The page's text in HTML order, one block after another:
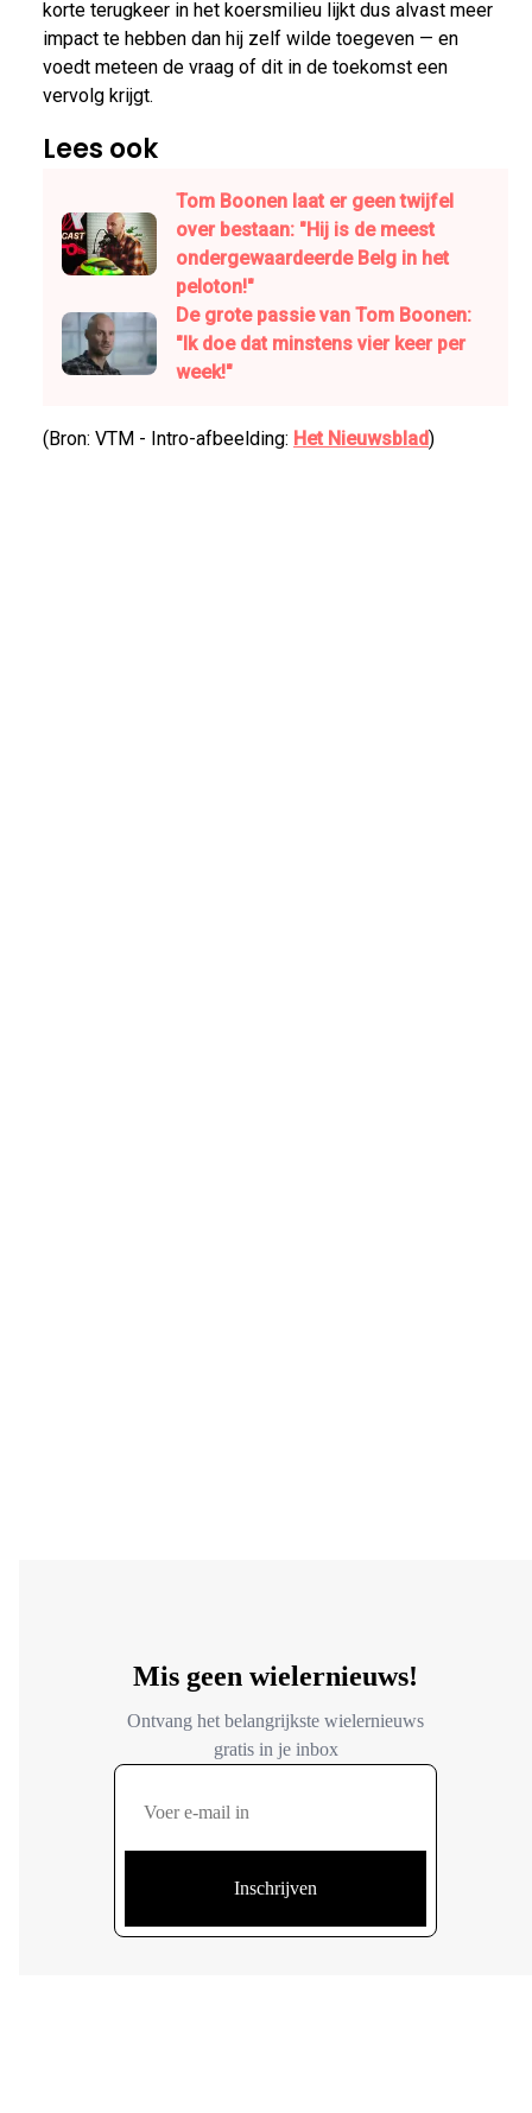
korte terugkeer in het koersmilieu lijkt dus alvast meer
impact te hebben dan hij zelf wilde toegeven — en
voedt meteen de vraag of dit in de toekomst een
vervolg krijgt.
Lees ook
Tom Boonen laat er geen twijfel
over bestaan: "Hij is de meest
ondergewaardeerde Belg in het
peloton!"
De grote passie van Tom Boonen:
"Ik doe dat minstens vier keer per
week!"
(Bron: VTM - Intro-afbeelding: Het Nieuwsblad)